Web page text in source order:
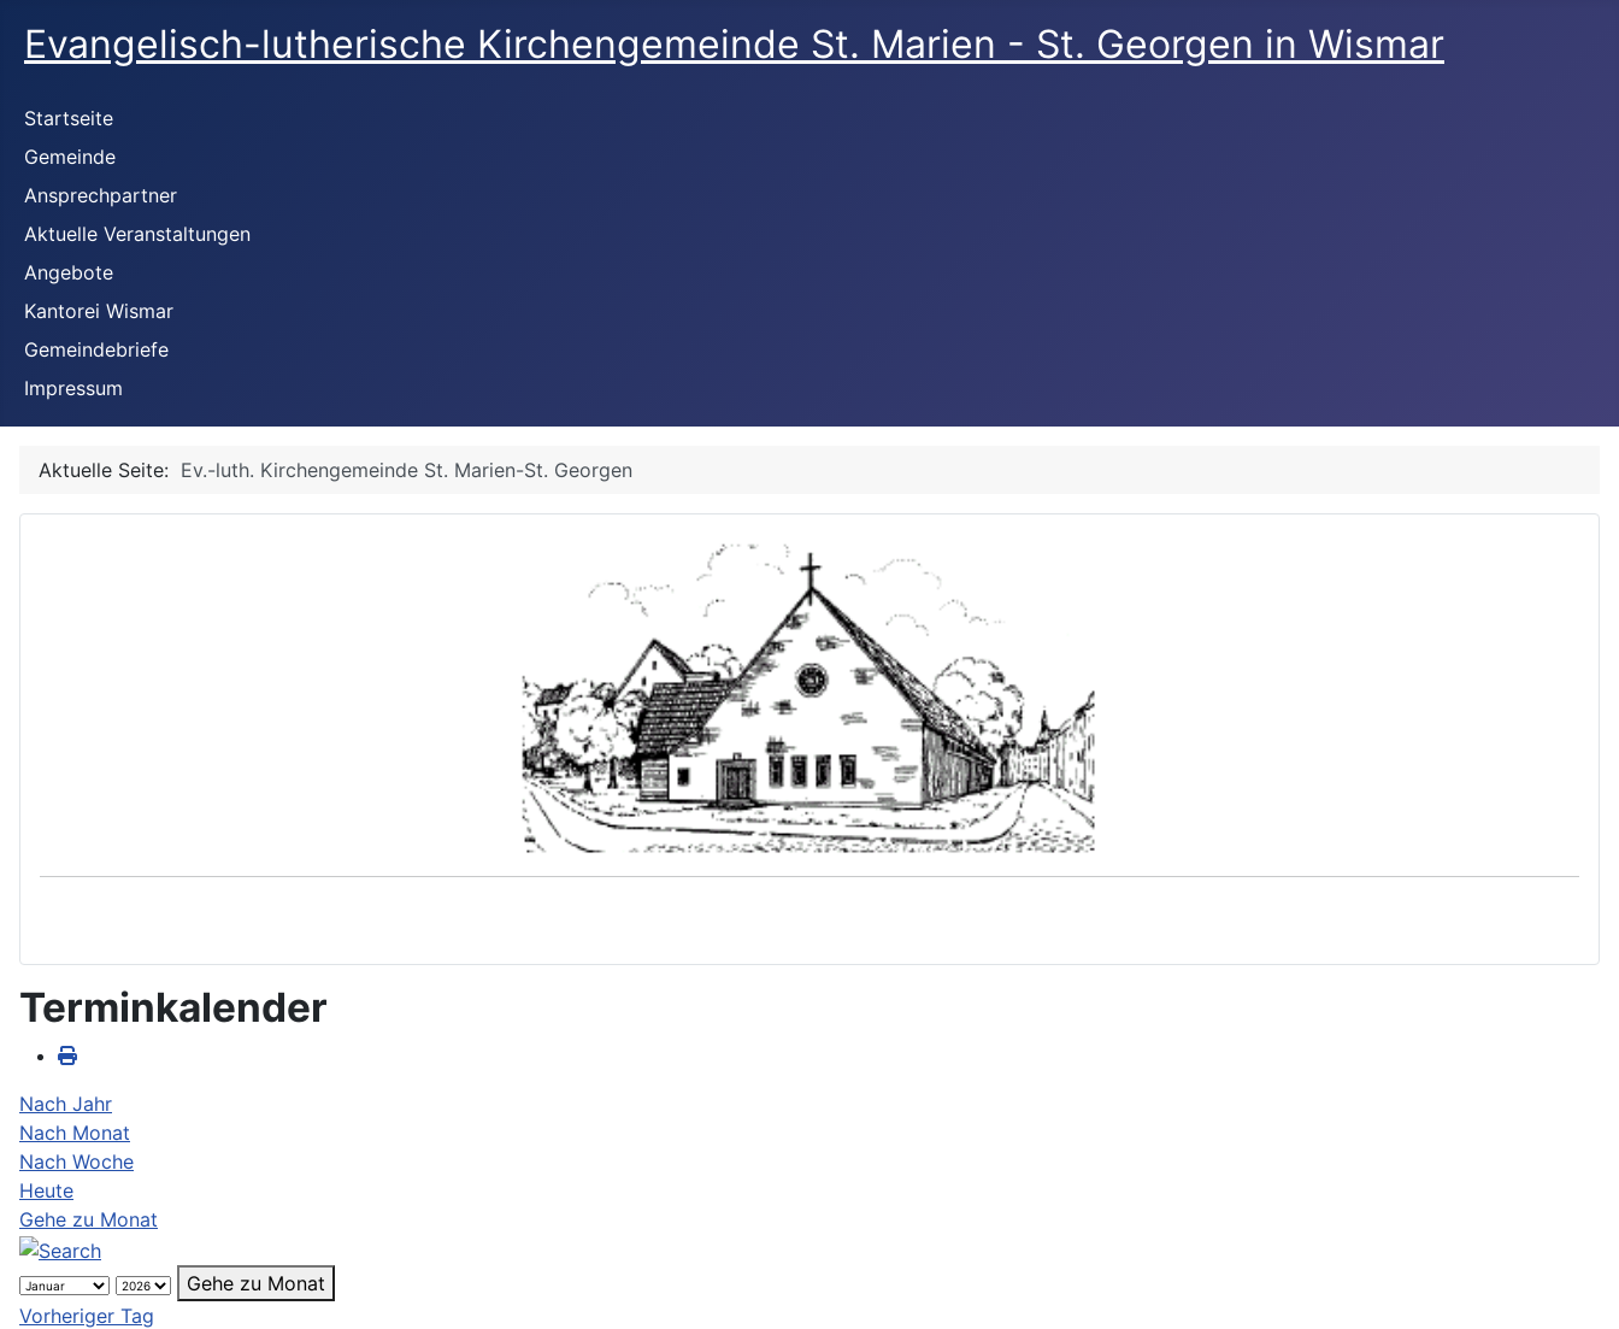
Evangelisch-lutherische Kirchengemeinde St. Marien - St. Georgen in Wismar
Startseite
Gemeinde
Ansprechpartner
Aktuelle Veranstaltungen
Angebote
Kantorei Wismar
Gemeindebriefe
Impressum
Aktuelle Seite: Ev.-luth. Kirchengemeinde St. Marien-St. Georgen
Terminkalender
Nach Jahr
Nach Monat
Nach Woche
Heute
Gehe zu Monat
Gehe zu Monat
Vorheriger Tag